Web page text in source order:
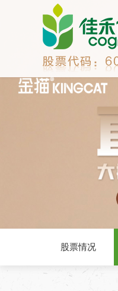
股票情况